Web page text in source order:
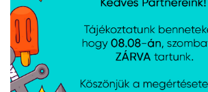
Kerékátmérő
Dőlésszög
beállítása
Igen